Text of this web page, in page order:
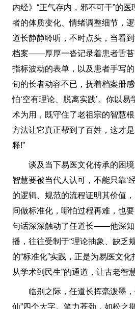
内经》“正气存内，邪不可干”的
者的体质变化、情绪调整细节，
道长静静聆听，不时点头，当看
档案——厚厚一沓记录着患者舌苔
指标波动的表单，以及患者手写
旬的长者动容不已，抚着档案册
怕‘空有理论、脱离实践’。你以
术为用，既守住了老祖宗的智慧
方法让它真正帮到了百姓，这才是
释!”
谈及当下易医文化传承的困境
智慧要被当代人认可，不能只靠‘
的逻辑、规范的流程证明其价值
间做标准化，哪怕过程再难，也
句话深深触动了任道长——他深知
播，往往受制于“理论抽象、缺乏
的“标准化”实践，正是为易医文化
从学术到民生”的通道，让古老智
临别之际，任道长挥毫泼墨，
仙”四个大字。笔力苍劲，如松之